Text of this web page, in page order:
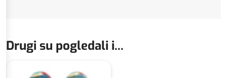
Drugi su pogledali i...